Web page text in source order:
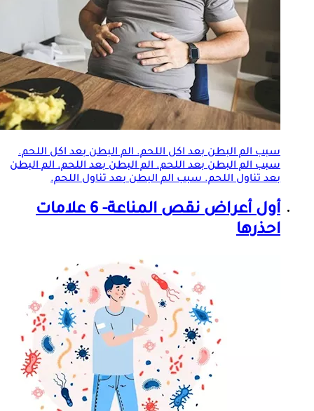
سبب الم البطن بعد اكل اللحم. الم البطن بعد اكل اللحم.
سبب الم البطن بعد اللحم. الم البطن بعد اللحم. الم البطن
بعد تناول اللحم. سبب الم البطن بعد تناول اللحم.
أول أعراض نقص المناعة- 6 علامات
احذرها